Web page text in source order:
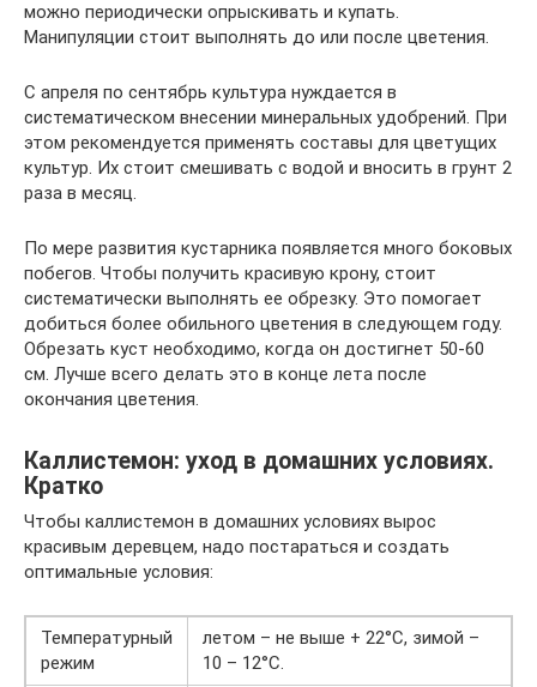
можно периодически опрыскивать и купать.
Манипуляции стоит выполнять до или после цветения.
С апреля по сентябрь культура нуждается в
систематическом внесении минеральных удобрений. При
этом рекомендуется применять составы для цветущих
культур. Их стоит смешивать с водой и вносить в грунт 2
раза в месяц.
По мере развития кустарника появляется много боковых
побегов. Чтобы получить красивую крону, стоит
систематически выполнять ее обрезку. Это помогает
добиться более обильного цветения в следующем году.
Обрезать куст необходимо, когда он достигнет 50-60
см. Лучше всего делать это в конце лета после
окончания цветения.
Каллистемон: уход в домашних условиях.
Кратко
Чтобы каллистемон в домашних условиях вырос
красивым деревцем, надо постараться и создать
оптимальные условия:
Температурный
режим
летом – не выше + 22°C, зимой –
10 – 12°C.